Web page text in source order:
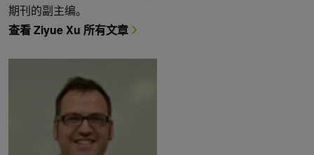
期刊的副主编。
查看 Ziyue Xu 所有文章